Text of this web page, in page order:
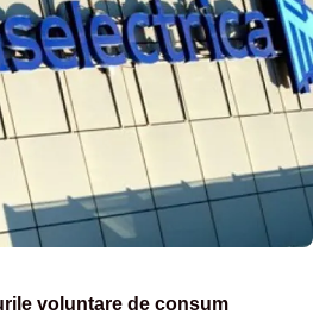
voluntare de consum